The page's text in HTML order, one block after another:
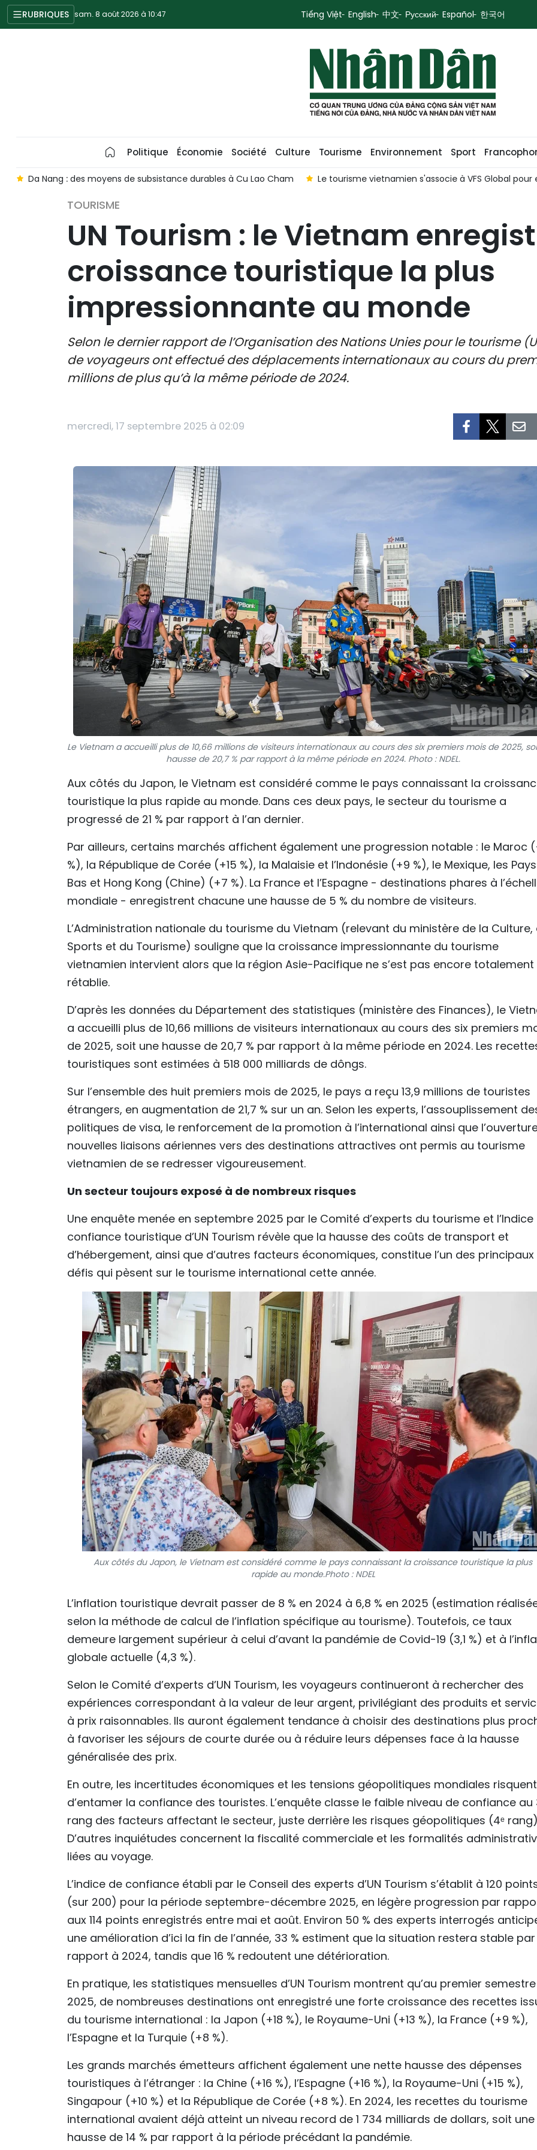
RUBRIQUES sam. 8 août 2026 à 10:47 Tiếng Việt English 中文 Русский Español 한국어
Politique Économie Société Culture Tourisme Environnement Sport
Da Nang : des moyens de subsistance durables à Cu Lao Cham Le tourisme vietnamien s'associe à VFS Global
TOURISME
UN Tourism : le Vietnam
croissance touristique la plus
impressionnante au monde
Selon le dernier rapport de l’Organisation des Nations Unies pour le tourisme
de voyageurs ont effectué des déplacements internationaux au cours du
millions de plus qu’à la même période de 2024.
mercredi, 17 septembre 2025 à 02:09
Le Vietnam a accueilli plus de 10,66 millions de visiteurs internationaux au cours des six premiers mois de 2025,
hausse de 20,7 % par rapport à la même période en 2024. Photo : NDEL.
Aux côtés du Japon, le Vietnam est considéré comme le pays connaissant la
touristique la plus rapide au monde. Dans ces deux pays, le secteur du tourisme a
progressé de 21 % par rapport à l’an dernier.
Par ailleurs, certains marchés affichent également une progression notable : le Maroc
%), la République de Corée (+15 %), la Malaisie et l’Indonésie (+9 %), le Mexique, les
Bas et Hong Kong (Chine) (+7 %). La France et l’Espagne - destinations phares à
mondiale - enregistrent chacune une hausse de 5 % du nombre de visiteurs.
L’Administration nationale du tourisme du Vietnam (relevant du ministère de la Culture,
Sports et du Tourisme) souligne que la croissance impressionnante du tourisme
vietnamien intervient alors que la région Asie-Pacifique ne s’est pas encore totalement
rétablie.
D’après les données du Département des statistiques (ministère des Finances), le
a accueilli plus de 10,66 millions de visiteurs internationaux au cours des six premiers
de 2025, soit une hausse de 20,7 % par rapport à la même période en 2024. Les
touristiques sont estimées à 518 000 milliards de dôngs.
Sur l’ensemble des huit premiers mois de 2025, le pays a reçu 13,9 millions de touristes
étrangers, en augmentation de 21,7 % sur un an. Selon les experts, l’assouplissement
politiques de visa, le renforcement de la promotion à l’international ainsi que
nouvelles liaisons aériennes vers des destinations attractives ont permis au tourisme
vietnamien de se redresser vigoureusement.
Un secteur toujours exposé à de nombreux risques
Une enquête menée en septembre 2025 par le Comité d’experts du tourisme et l’Indice
confiance touristique d’UN Tourism révèle que la hausse des coûts de transport et
d’hébergement, ainsi que d’autres facteurs économiques, constitue l’un des principaux
défis qui pèsent sur le tourisme international cette année.
Aux côtés du Japon, le Vietnam est considéré comme le pays connaissant la croissance touristique la plus
rapide au monde.Photo : NDEL
L’inflation touristique devrait passer de 8 % en 2024 à 6,8 % en 2025 (estimation
selon la méthode de calcul de l’inflation spécifique au tourisme). Toutefois, ce taux
demeure largement supérieur à celui d’avant la pandémie de Covid-19 (3,1 %) et à
globale actuelle (4,3 %).
Selon le Comité d’experts d’UN Tourism, les voyageurs continueront à rechercher des
expériences correspondant à la valeur de leur argent, privilégiant des produits et
à prix raisonnables. Ils auront également tendance à choisir des destinations plus
à favoriser les séjours de courte durée ou à réduire leurs dépenses face à la hausse
généralisée des prix.
En outre, les incertitudes économiques et les tensions géopolitiques mondiales risquent
d’entamer la confiance des touristes. L’enquête classe le faible niveau de confiance au
rang des facteurs affectant le secteur, juste derrière les risques géopolitiques (4ᵉ
D’autres inquiétudes concernent la fiscalité commerciale et les formalités
liées au voyage.
L’indice de confiance établi par le Conseil des experts d’UN Tourism s’établit à 120
(sur 200) pour la période septembre-décembre 2025, en légère progression par
aux 114 points enregistrés entre mai et août. Environ 50 % des experts interrogés
une amélioration d’ici la fin de l’année, 33 % estiment que la situation restera stable par
rapport à 2024, tandis que 16 % redoutent une détérioration.
En pratique, les statistiques mensuelles d’UN Tourism montrent qu’au premier semestre
2025, de nombreuses destinations ont enregistré une forte croissance des recettes
du tourisme international : la Japon (+18 %), le Royaume-Uni (+13 %), la France (+9 %),
l’Espagne et la Turquie (+8 %).
Les grands marchés émetteurs affichent également une nette hausse des dépenses
touristiques à l’étranger : la Chine (+16 %), l’Espagne (+16 %), la Royaume-Uni (+15 %),
Singapour (+10 %) et la République de Corée (+8 %). En 2024, les recettes du tourisme
international avaient déjà atteint un niveau record de 1 734 milliards de dollars, soit une
hausse de 14 % par rapport à la période précédant la pandémie.